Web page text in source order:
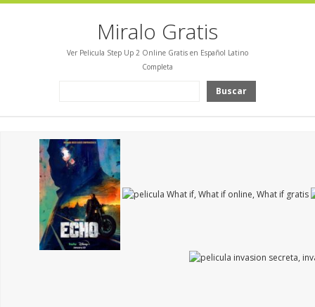
Miralo Gratis
Ver Pelicula Step Up 2 Online Gratis en Español Latino
Completa
Buscar